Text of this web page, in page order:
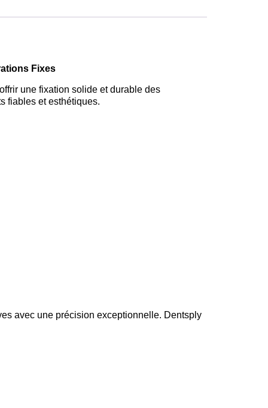
Fixes
une fixation solide et durable des
fiables et esthétiques.
avec une précision exceptionnelle. Dentsply